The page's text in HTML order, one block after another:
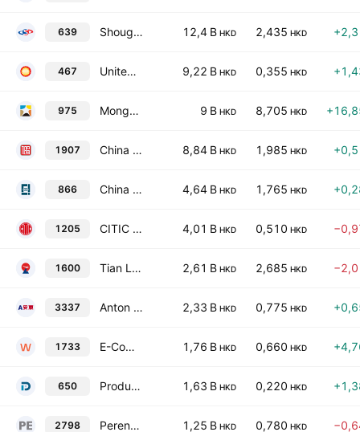
639 Shougang Fushan Resources Group Limited 12,4 B HKD 2,435 HKD
467 United Energy Group Limited 9,22 B HKD 0,355 HKD
975 Mongolian Mining Corporation 9 B HKD 8,705 HKD
1907 China Risun Group Ltd. 8,84 B HKD 1,985 HKD
866 China Qinfa Group Ltd. 4,64 B HKD 1,765 HKD
1205 CITIC Resources Holdings Limited 4,01 B HKD 0,510 HKD
1600 Tian Lun Gas Holdings Limited 2,61 B HKD 2,685 HKD
3337 Anton Oilfield Services Group 2,33 B HKD 0,775 HKD
1733 E-Commodities Holdings Limited 1,76 B HKD 0,660 HKD
650 Productive Technologies Company Limited 1,63 B HKD 0,220 HKD
2798 Perennial Energy Holdings Ltd. 1,25 B HKD 0,780 HKD